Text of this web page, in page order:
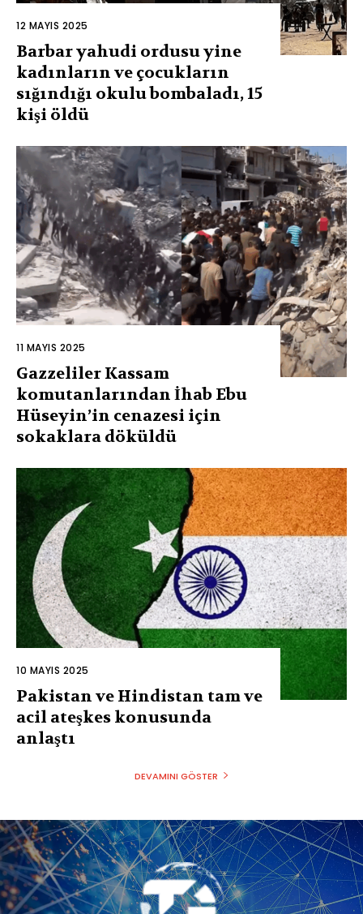
12 MAYIS 2025
Barbar yahudi ordusu yine
kadınların ve çocukların
sığındığı okulu bombaladı, 15
kişi öldü
11 MAYIS 2025
Gazzeliler Kassam
komutanlarından İhab Ebu
Hüseyin’in cenazesi için
sokaklara döküldü
10 MAYIS 2025
Pakistan ve Hindistan tam ve
acil ateşkes konusunda
anlaştı
DEVAMINI GÖSTER